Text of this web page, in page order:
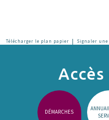
Télécharger le plan papier | Signaler
DÉMARCHES